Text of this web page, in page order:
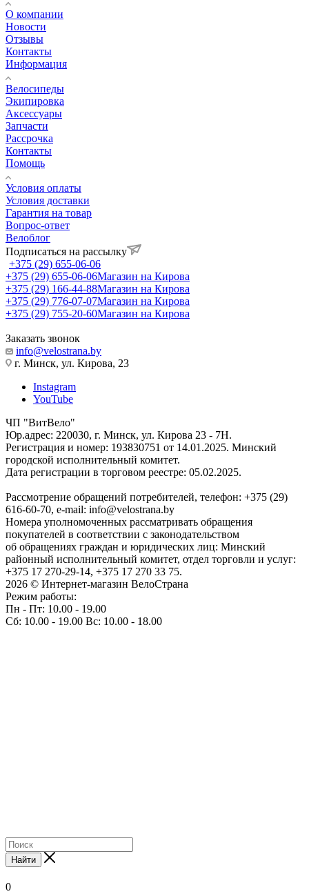
О компании
Новости
Отзывы
Контакты
Информация
Велосипеды
Экипировка
Аксессуары
Запчасти
Рассрочка
Контакты
Помощь
Условия оплаты
Условия доставки
Гарантия на товар
Вопрос-ответ
Велоблог
Подписаться на рассылку
+375 (29) 655-06-06
+375 (29) 655-06-06Магазин на Кирова
+375 (29) 166-44-88Магазин на Кирова
+375 (29) 776-07-07Магазин на Кирова
+375 (29) 755-20-60Магазин на Кирова
Заказать звонок
info@velostrana.by
г. Минск, ул. Кирова, 23
Instagram
YouTube
ЧП "ВитВело"
Юр.адрес: 220030, г. Минск, ул. Кирова 23 - 7Н.
Регистрация и номер: 193830751 от 14.01.2025. Минский
городской исполнительный комитет.
Дата регистрации в торговом реестре: 05.02.2025.
Рассмотрение обращений потребителей, телефон: +375 (29)
616-60-70, e-mail: info@velostrana.by
Номера уполномоченных рассматривать обращения
покупателей в соответствии с законодательством
об обращениях граждан и юридических лиц: Минский
районный исполнительный комитет, отдел торговли и услуг:
+375 17 270-29-14, +375 17 270 33 75.
2026 © Интернет-магазин ВелоСтрана
Режим работы:
Пн - Пт: 10.00 - 19.00
Сб: 10.00 - 19.00 Вс: 10.00 - 18.00
Найти
0